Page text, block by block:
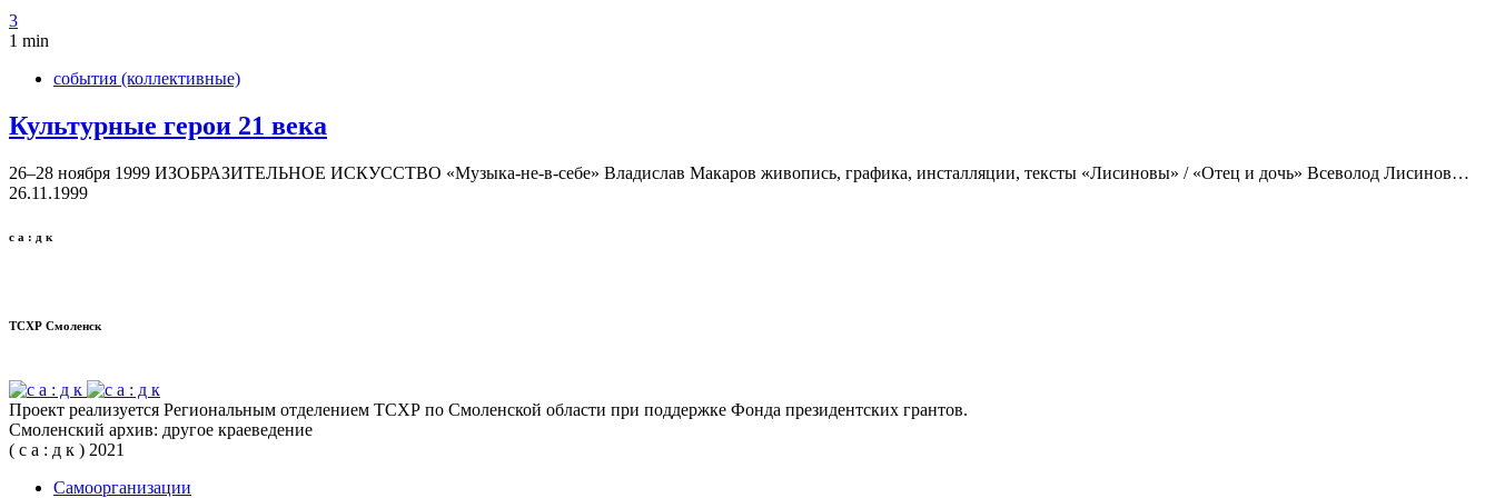
3
1 min
события (коллективные)
Куль­тур­ные герои 21 века
26–28 ноября 1999 ИЗОБ­РА­ЗИ­ТЕЛЬ­НОЕ ИСКУС­СТВО «Музыка-не-в-себе» Вла­ди­слав Мака­ров живо­пись, гра­фика, инстал­ля­ции, тек­сты «Лиси­новы» / «Отец и дочь» Все­во­лод Лиси­нов…
26.11.1999
с а : д к
ТСХР Cмо­ленск
Проект реализуется Региональным отделением ТСХР по Смоленской области при поддержке Фонда президентских грантов.
Смоленский архив: другое краеведение
( с а : д к ) 2021
Само­ор­га­ни­за­ции